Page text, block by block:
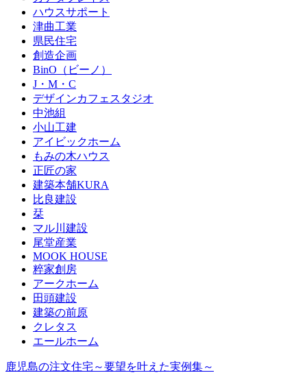
ハウスサポート
津曲工業
県民住宅
創造企画
BinO（ビーノ）
J・M・C
デザインカフェスタジオ
中池組
小山工建
アイビックホーム
もみの木ハウス
正匠の家
建築本舗KURA
比良建設
栞
マル川建設
尾堂産業
MOOK HOUSE
粹家創房
アークホーム
田頭建設
建築の前原
クレタス
エールホーム
鹿児島の注文住宅～要望を叶えた実例集～